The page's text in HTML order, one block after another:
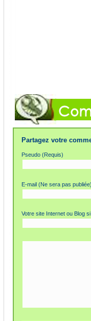
Partagez votre
Pseudo (Requis)
E-mail (Ne sera pas
Votre site Internet ou Blog